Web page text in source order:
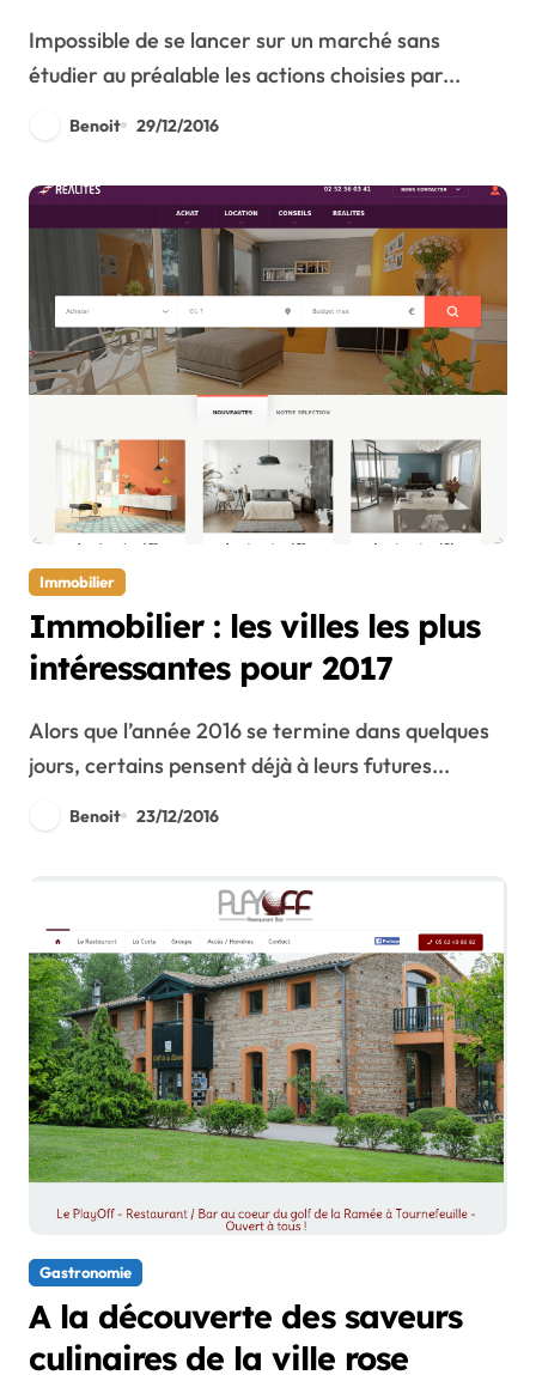
Impossible de se lancer sur un marché sans
étudier au préalable les actions choisies par...
Benoit 29/12/2016
Immobilier
Immobilier : les villes les plus
intéressantes pour 2017
Alors que l’année 2016 se termine dans quelques
jours, certains pensent déjà à leurs futures...
Benoit 23/12/2016
Gastronomie
A la découverte des saveurs
culinaires de la ville rose